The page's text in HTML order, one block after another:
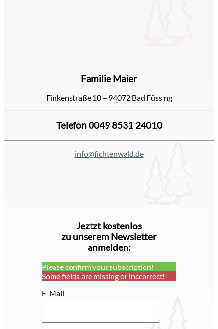
Familie Maier
Finkenstraße 10 – 94072 Bad Füssing
Telefon 0049 8531 24010
info@fichtenwald.de
Jeztzt kostenlos
zu unserem Newsletter
anmelden:
Please confirm your subscription!
Some fields are missing or inccorrect!
E-Mail